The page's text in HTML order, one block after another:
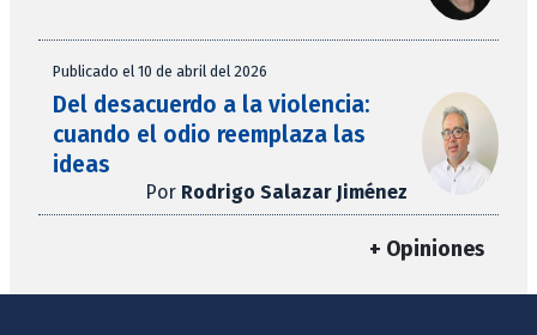
Publicado el 10 de abril del 2026
Del desacuerdo a la violencia:
cuando el odio reemplaza las
ideas
Por Rodrigo Salazar Jiménez
+ Opiniones